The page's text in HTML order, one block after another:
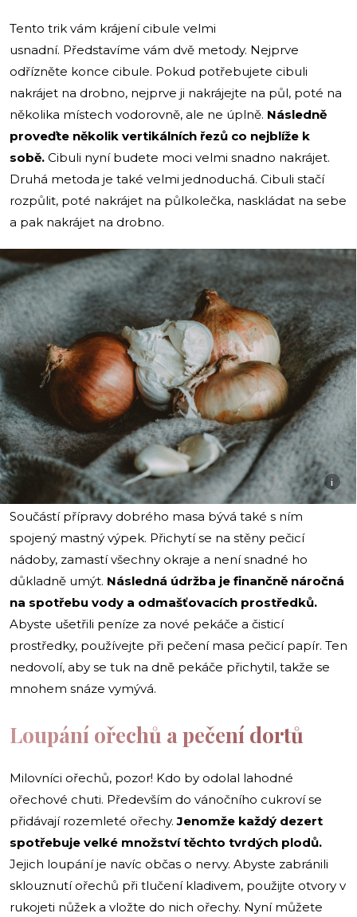
Tento trik vám krájení cibule velmi
usnadní. Představíme vám dvě metody. Nejprve
odřízněte konce cibule. Pokud potřebujete cibuli
nakrájet na drobno, nejprve ji nakrájejte na půl, poté na
několika místech vodorovně, ale ne úplně. Následně
proveďte několik vertikálních řezů co nejblíže k
sobě. Cibuli nyní budete moci velmi snadno nakrájet.
Druhá metoda je také velmi jednoduchá. Cibuli stačí
rozpůlit, poté nakrájet na půlkolečka, naskládat na sebe
a pak nakrájet na drobno.
i
Součástí přípravy dobrého masa bývá také s ním
spojený mastný výpek. Přichytí se na stěny pečicí
nádoby, zamastí všechny okraje a není snadné ho
důkladně umýt. Následná údržba je finančně náročná
na spotřebu vody a odmašťovacích prostředků.
Abyste ušetřili peníze za nové pekáče a čisticí
prostředky, používejte při pečení masa pečicí papír. Ten
nedovolí, aby se tuk na dně pekáče přichytil, takže se
mnohem snáze vymývá.
Loupání ořechů a pečení dortů
Milovníci ořechů, pozor! Kdo by odolal lahodné
ořechové chuti. Především do vánočního cukroví se
přidávají rozemleté ořechy.Jenomže každý dezert
spotřebuje velké množství těchto tvrdých plodů.
Jejich loupání je navíc občas o nervy. Abyste zabránili
sklouznutí ořechů při tlučení kladivem, použijte otvory v
rukojeti nůžek a vložte do nich ořechy. Nyní můžete